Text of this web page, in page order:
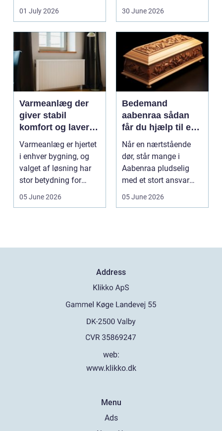
dem vurderet...
01 July 2026 30 June 2026
Varmeanlæg der
giver stabil
komfort og lavere
energiregning
Varmeanlæg er hjertet
i enhver bygning, og
valget af løsning har
stor betydning for
b&a...
05 June 2026
Bedemand
aabenraa sådan
får du hjælp til en
værdig afsked
Når en nærtstående
dør, står mange i
Aabenraa pludselig
med et stort ansvar
midt i sorgen.
05 June 2026
Address
web:
www.klikko.dk
Menu
Ads